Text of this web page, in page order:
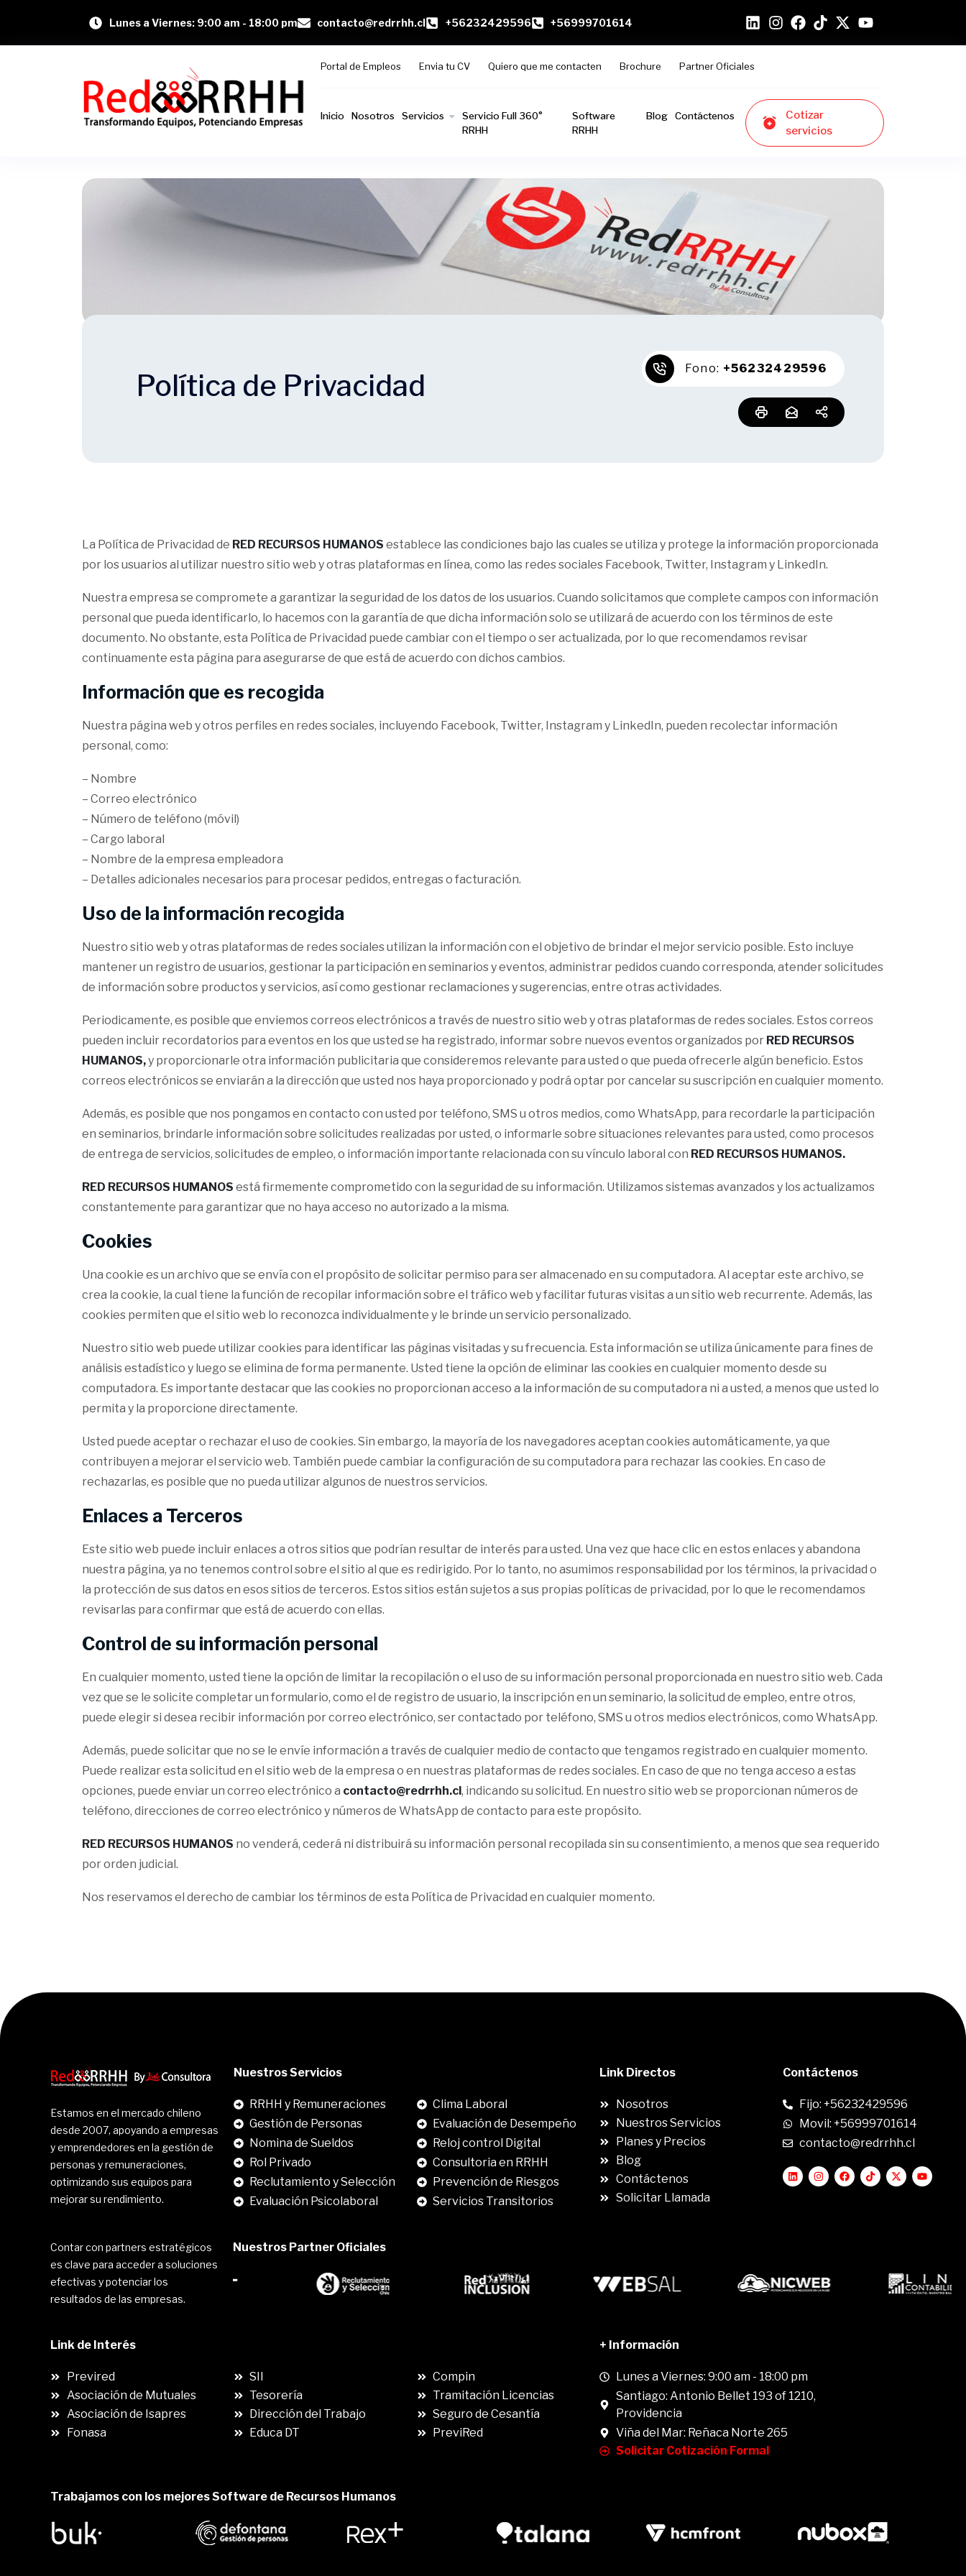
Lunes a Viernes: 9:00 am - 18:00 pm contacto@redrrhh.cl +56232429596 +56999701614
Portal de Empleos Envia tu CV Quiero que me contacten Brochure Partner Oficiales
Inicio Nosotros Servicios
Servicio Full 360°
RRHH
Software
RRHH
Blog Contáctenos
Cotizar
servicios
Política de Privacidad Fono: +56232429596
La Política de Privacidad de RED RECURSOS HUMANOS establece las condiciones bajo las cuales se utiliza y protege la información proporcionada
por los usuarios al utilizar nuestro sitio web y otras plataformas en línea, como las redes sociales Facebook, Twitter, Instagram y LinkedIn.
Nuestra empresa se compromete a garantizar la seguridad de los datos de los usuarios. Cuando solicitamos que complete campos con información
personal que pueda identificarlo, lo hacemos con la garantía de que dicha información solo se utilizará de acuerdo con los términos de este
documento. No obstante, esta Política de Privacidad puede cambiar con el tiempo o ser actualizada, por lo que recomendamos revisar
continuamente esta página para asegurarse de que está de acuerdo con dichos cambios.
Información que es recogida
Nuestra página web y otros perfiles en redes sociales, incluyendo Facebook, Twitter, Instagram y LinkedIn, pueden recolectar información
personal, como:
– Nombre
– Correo electrónico
– Número de teléfono (móvil)
– Cargo laboral
– Nombre de la empresa empleadora
– Detalles adicionales necesarios para procesar pedidos, entregas o facturación.
Uso de la información recogida
Nuestro sitio web y otras plataformas de redes sociales utilizan la información con el objetivo de brindar el mejor servicio posible. Esto incluye
mantener un registro de usuarios, gestionar la participación en seminarios y eventos, administrar pedidos cuando corresponda, atender solicitudes
de información sobre productos y servicios, así como gestionar reclamaciones y sugerencias, entre otras actividades.
Periodicamente, es posible que enviemos correos electrónicos a través de nuestro sitio web y otras plataformas de redes sociales. Estos correos
pueden incluir recordatorios para eventos en los que usted se ha registrado, informar sobre nuevos eventos organizados por RED RECURSOS
HUMANOS,y proporcionarle otra información publicitaria que consideremos relevante para usted o que pueda ofrecerle algún beneficio. Estos
correos electrónicos se enviarán a la dirección que usted nos haya proporcionado y podrá optar por cancelar su suscripción en cualquier momento.
Además, es posible que nos pongamos en contacto con usted por teléfono, SMS u otros medios, como WhatsApp, para recordarle la participación
en seminarios, brindarle información sobre solicitudes realizadas por usted, o informarle sobre situaciones relevantes para usted, como procesos
de entrega de servicios, solicitudes de empleo, o información importante relacionada con su vínculo laboral con RED RECURSOS HUMANOS.
RED RECURSOS HUMANOS está firmemente comprometido con la seguridad de su información. Utilizamos sistemas avanzados y los actualizamos
constantemente para garantizar que no haya acceso no autorizado a la misma.
Cookies
Una cookie es un archivo que se envía con el propósito de solicitar permiso para ser almacenado en su computadora. Al aceptar este archivo, se
crea la cookie, la cual tiene la función de recopilar información sobre el tráfico web y facilitar futuras visitas a un sitio web recurrente. Además, las
cookies permiten que el sitio web lo reconozca individualmente y le brinde un servicio personalizado.
Nuestro sitio web puede utilizar cookies para identificar las páginas visitadas y su frecuencia. Esta información se utiliza únicamente para fines de
análisis estadístico y luego se elimina de forma permanente. Usted tiene la opción de eliminar las cookies en cualquier momento desde su
computadora. Es importante destacar que las cookies no proporcionan acceso a la información de su computadora ni a usted, a menos que usted lo
permita y la proporcione directamente.
Usted puede aceptar o rechazar el uso de cookies. Sin embargo, la mayoría de los navegadores aceptan cookies automáticamente, ya que
contribuyen a mejorar el servicio web. También puede cambiar la configuración de su computadora para rechazar las cookies. En caso de
rechazarlas, es posible que no pueda utilizar algunos de nuestros servicios.
Enlaces a Terceros
Este sitio web puede incluir enlaces a otros sitios que podrían resultar de interés para usted. Una vez que hace clic en estos enlaces y abandona
nuestra página, ya no tenemos control sobre el sitio al que es redirigido. Por lo tanto, no asumimos responsabilidad por los términos, la privacidad o
la protección de sus datos en esos sitios de terceros. Estos sitios están sujetos a sus propias políticas de privacidad, por lo que le recomendamos
revisarlas para confirmar que está de acuerdo con ellas.
Control de su información personal
En cualquier momento, usted tiene la opción de limitar la recopilación o el uso de su información personal proporcionada en nuestro sitio web. Cada
vez que se le solicite completar un formulario, como el de registro de usuario, la inscripción en un seminario, la solicitud de empleo, entre otros,
puede elegir si desea recibir información por correo electrónico, ser contactado por teléfono, SMS u otros medios electrónicos, como WhatsApp.
Además, puede solicitar que no se le envíe información a través de cualquier medio de contacto que tengamos registrado en cualquier momento.
Puede realizar esta solicitud en el sitio web de la empresa o en nuestras plataformas de redes sociales. En caso de que no tenga acceso a estas
opciones, puede enviar un correo electrónico a contacto@redrrhh.cl, indicando su solicitud. En nuestro sitio web se proporcionan números de
teléfono, direcciones de correo electrónico y números de WhatsApp de contacto para este propósito.
RED RECURSOS HUMANOS no venderá, cederá ni distribuirá su información personal recopilada sin su consentimiento, a menos que sea requerido
por orden judicial.
Nos reservamos el derecho de cambiar los términos de esta Política de Privacidad en cualquier momento.
Estamos en el mercado chileno
desde 2007, apoyando a empresas
y emprendedores en la gestión de
personas y remuneraciones,
optimizando sus equipos para
mejorar su rendimiento.
Nuestros Servicios
RRHH y Remuneraciones
Gestión de Personas
Nomina de Sueldos
Rol Privado
Reclutamiento y Selección
Evaluación Psicolaboral
Clima Laboral
Evaluación de Desempeño
Reloj control Digital
Consultoria en RRHH
Prevención de Riesgos
Servicios Transitorios
Link Directos
Nosotros
Nuestros Servicios
Planes y Precios
Blog
Contáctenos
Solicitar Llamada
Contáctenos
Fijo: +56232429596
Movil: +56999701614
contacto@redrrhh.cl
Contar con partners estratégicos
es clave para acceder a soluciones
efectivas y potenciar los
resultados de las empresas.
Nuestros Partner Oficiales
Link de Interés
Previred
Asociación de Mutuales
Asociación de Isapres
Fonasa
SII
Tesorería
Dirección del Trabajo
Educa DT
Compin
Tramitación Licencias
Seguro de Cesantía
PreviRed
+ Información
Lunes a Viernes: 9:00 am - 18:00 pm
Santiago: Antonio Bellet 193 of 1210,
Providencia
Viña del Mar: Reñaca Norte 265
Solicitar Cotización Formal
Trabajamos con los mejores Software de Recursos Humanos